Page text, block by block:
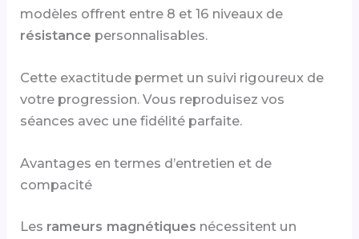
modèles offrent entre 8 et 16 niveaux de
résistance personnalisables.
Cette exactitude permet un suivi rigoureux de
votre progression. Vous reproduisez vos
séances avec une fidélité parfaite.
Avantages en termes d’entretien et de
compacité
Les rameurs magnétiques nécessitent un